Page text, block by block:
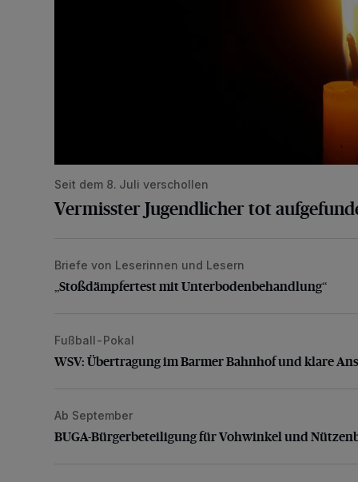
Seit dem 8. Juli verschollen
Vermisster Jugendlicher tot
„Stoßdämpfertest mit Unterbodenbehandlung“
Briefe von Leserinnen und Lesern
„Stoßdämpfertest mit Unterbodenbehandlung“
WSV: Übertragung im Barmer Bahnhof und klare
Fußball-Pokal
WSV: Übertragung im Barmer Bahnhof und klare
BUGA-Bürgerbeteiligung für Vohwinkel und
Ab September
BUGA-Bürgerbeteiligung für Vohwinkel und